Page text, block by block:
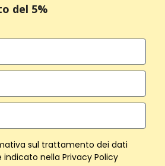
del 5%
sul trattamento dei dati
nella Privacy Policy